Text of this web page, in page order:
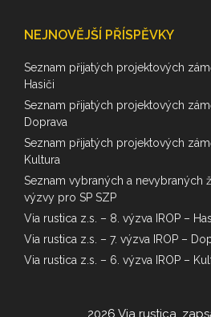
NEJNOVĚJŠÍ PŘÍSPĚVKY
Seznam přijatých projektových
Hasiči
Seznam přijatých projektových
Doprava
Seznam přijatých projektových
Kultura
Seznam vybraných a nevybraných
výzvy pro SP SZP
Via rustica z.s. – 8. výzva IROP –
Via rustica z.s. – 7. výzva IROP –
Via rustica z.s. – 6. výzva IROP –
2026 Via rustica,